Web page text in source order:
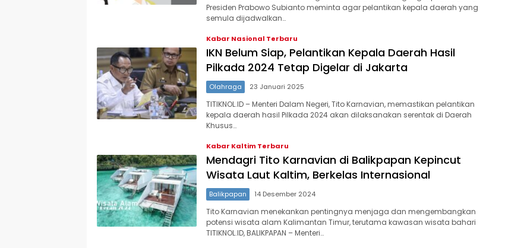
Presiden Prabowo Subianto meminta agar pelantikan kepala daerah yang
semula dijadwalkan…
Kabar Nasional Terbaru
IKN Belum Siap, Pelantikan Kepala Daerah Hasil
Pilkada 2024 Tetap Digelar di Jakarta
Olahraga 23 Januari 2025
TITIKNOL.ID – Menteri Dalam Negeri, Tito Karnavian, memastikan pelantikan
kepala daerah hasil Pilkada 2024 akan dilaksanakan serentak di Daerah
Khusus…
Kabar Kaltim Terbaru
Mendagri Tito Karnavian di Balikpapan Kepincut
Wisata Laut Kaltim, Berkelas Internasional
Balikpapan 14 Desember 2024
Tito Karnavian menekankan pentingnya menjaga dan mengembangkan
potensi wisata alam Kalimantan Timur, terutama kawasan wisata bahari
TITIKNOL.ID, BALIKPAPAN – Menteri…